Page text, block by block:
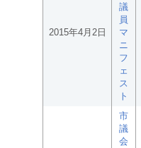
2015年4月2日
議
員
マ
ニ
フ
ェ
ス
ト
市
議
会